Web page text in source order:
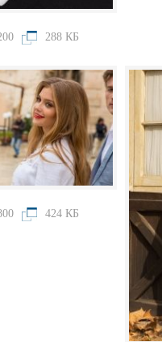
288 КБ
424 КБ